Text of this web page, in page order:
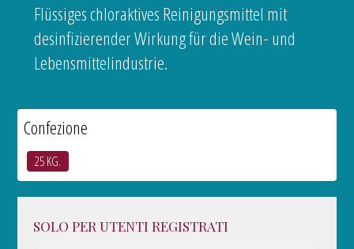
Flüssiges chloraktives Reinigungsmittel mit
desinfizierender Wirkung für die Wein- und
Lebensmittelindustrie.
Confezione
25 KG.
SOLO PER UTENTI REGISTRATI